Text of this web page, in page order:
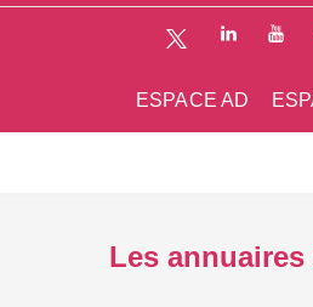
ESPACE AD
Les annuaires